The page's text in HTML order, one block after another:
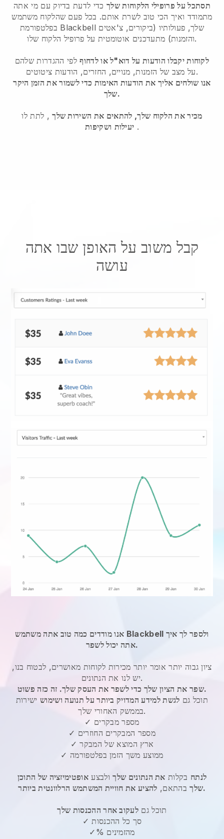
תסתכל על פרופילי הלקוחות שלךכדי לדעת בדיוק עם מי אתה
מתמודד ואיך הכי טוב לשרת אותם. בכל פעם שהלקוח משתמש
בפלטפורמת Blackbell שלך, פעולותיו (ביקורים, צ'אטים
והזמנות) מתעדכנים אוטומטית על פרופיל הלקוח שלו.
לקוחות יקבלו הודעות על דוא"ל או לדחוףלפי ההגדרות שלהם
על מצב של הזמנות, מנויים, החזרים, הודעות ציטוטים.
אנו שולחים אליך את הודעות האימות כדי לשמור את הזמן היקר
שלך.
מכיר את הלקוח שלך, להתאים את השירות שלך, לתת לו
יעילות ושקיפות .
קבל משוב על האופן שבו אתה
עושה
אנו מודדים כמה טוב אתה משתמש Blackbell ולספר לך איך
אתה יכול לשפר.
ציון גבוה יותר אומר יותר מכירות לקוחות מאושרים, לבטוח בנו,
יש לנו את הנתונים.
שפר את הציון שלך כדי לשפר את העסק שלך. זה כזה פשוט.
תוכל גם לגשת למידע המדויק ביותר על תנועה ושימושישירות
בממשק האחורי שלך.
✓ מספר מבקרים
✓ מספר המבקרים החוזרים
✓ ארץ המוצא של המבקר
✓ ממוצע משך הזמן בפלטפורמה
לנתח בקלות את הנתונים שלךולבצע אופטימיזציה של התוכן
שלךבהתאם, להציע את חוויית המשתמש הרלוונטית ביותר.
תוכל גם לעקוב אחר ההכנסות שלך
✓ סך כל ההכנסות
✓% מהזמינים